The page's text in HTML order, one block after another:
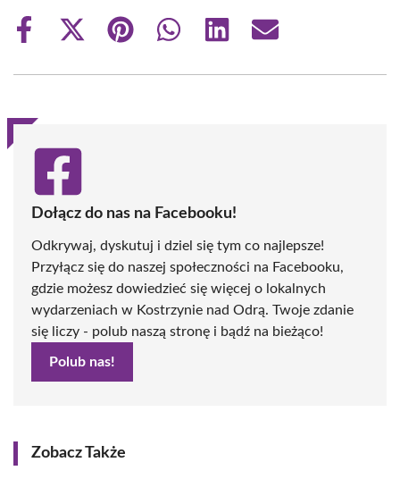
Share
Share
(Twitter)
Share
Share
Share
Share
Dołącz do nas na Facebooku!
Odkrywaj, dyskutuj i dziel się tym co najlepsze!
Przyłącz się do naszej społeczności na Facebooku,
gdzie możesz dowiedzieć się więcej o lokalnych
wydarzeniach w Kostrzynie nad Odrą. Twoje zdanie
się liczy - polub naszą stronę i bądź na bieżąco!
Polub nas!
Zobacz Także